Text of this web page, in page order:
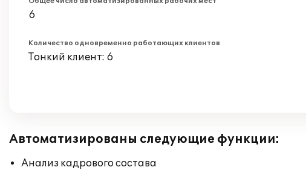
6
Количество одновременно работающих клиентов
Тонкий клиент: 6
Автоматизированы следующие функции:
Анализ кадрового состава